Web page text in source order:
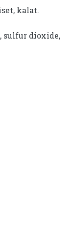
kalat.
sulfur dioxide,